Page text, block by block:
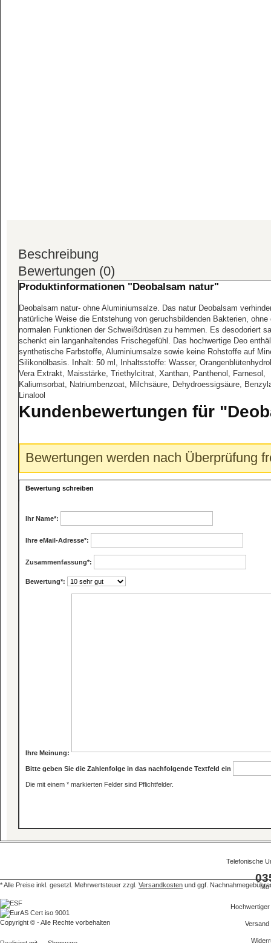
Beschreibung
Bewertungen (0)
Produktinformationen "Deobalsam natur"
Deobalsam natur- ohne Aluminiumsalze. Das natur Deobalsam
natürliche Weise die Entstehung von geruchsbildenden Bakterien, ohne
normalen Funktionen der Schweißdrüsen zu hemmen. Es desodoriert
schenkt ein langanhaltendes Frischegefühl. Das hochwertige Deo
synthetische Farbstoffe, Aluminiumsalze sowie keine Rohstoffe auf
Silikonölbasis. Inhalt: 50 ml, Inhaltsstoffe: Wasser,
Vera Extrakt, Maisstärke, Triethylcitrat, Xanthan, Panthenol, Farnesol,
Kaliumsorbat, Natriumbenzoat, Milchsäure, Dehydroessigsäure,
Linalool
Kundenbewertungen für
Bewertungen werden nach Überprüfung
Bewertung schreiben
Ihr Name*:
Ihre eMail-Adresse*:
Zusammenfassung*:
Bewertung*:
Ihre Meinung:
Bitte geben Sie die Zahlenfolge in das nachfolgende Textfeld ein
Die mit einem * markierten Felder sind Pflichtfelder.
Telefonische
Versand
* Alle Preise inkl. gesetzl. Mehrwertsteuer zzgl. Versandkosten und ggf.
Copyright © - Alle Rechte vorbehalten